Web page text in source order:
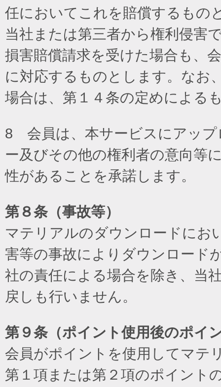
任においてこれを賠償するもの
当社または第三者から権利侵害
損害賠償請求を受けた場合も、
に対応するものとします。なお
場合は、第１４条の定めによる
8 会員は、本サービスにアップ
ー及びその他の権利者の意向等
性があることを承諾します。
第８条（事故等）
マテリアルのダウンロードにお
害等の事故によりダウンロード
社の責任による場合を除き、当
戻しも行いません。
第９条（ポイント使用後のポイ
会員がポイントを使用してマテ
第１項または第２項のポイント